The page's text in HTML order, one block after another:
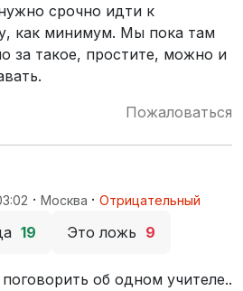
срочно идти к
как минимум. Мы пока там
за такое, простите, можно и
Пожаловаться
· Москва · Отрицательный
19 Это ложь 9
об одном учителе..